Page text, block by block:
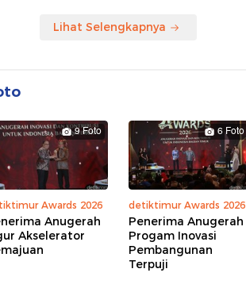
Lihat Selengkapnya
9 Foto
Awards 2026
Anugerah
Akselerator
6 Foto
detiktimur Awards 2026
Penerima Anugerah
Progam Inovasi
Pembangunan
Terpuji